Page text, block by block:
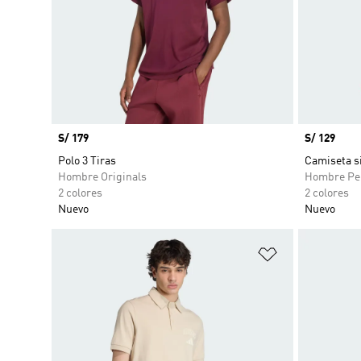
Precio
S/ 179
Polo 3 Tiras
Hombre Originals
2 colores
Nuevo
Precio
S/ 129
Camiseta
Hombre
2 colores
Nuevo
Añadir a la